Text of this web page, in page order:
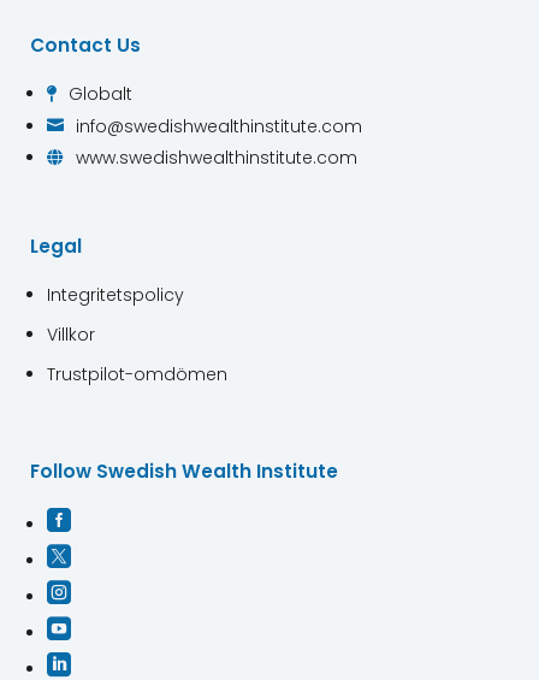
Contact Us
 Globalt
 info@swedishwealthinstitute.com
 www.swedishwealthinstitute.com
Legal
Integritetspolicy
Villkor
Trustpilot-omdömen
Follow Swedish Wealth Institute




